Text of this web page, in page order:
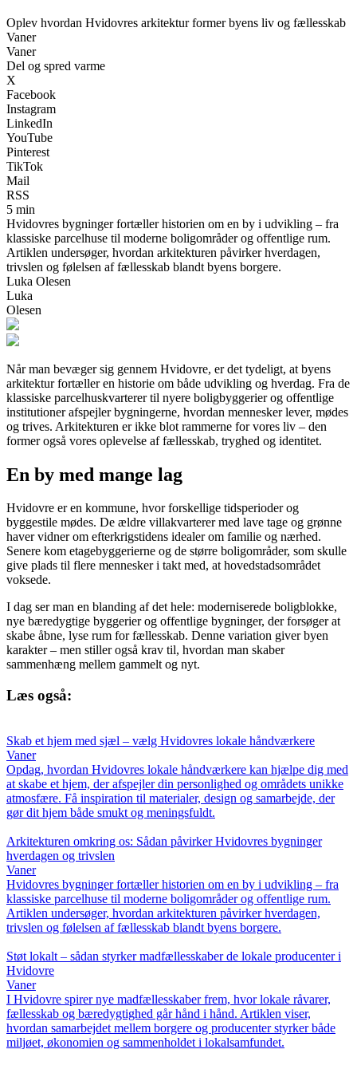
Oplev hvordan Hvidovres arkitektur former byens liv og fællesskab
Vaner
Vaner
Del og spred varme
X
Facebook
Instagram
LinkedIn
YouTube
Pinterest
TikTok
Mail
RSS
5 min
Hvidovres bygninger fortæller historien om en by i udvikling – fra
klassiske parcelhuse til moderne boligområder og offentlige rum.
Artiklen undersøger, hvordan arkitekturen påvirker hverdagen,
trivslen og følelsen af fællesskab blandt byens borgere.
Luka Olesen
Luka
Olesen
Når man bevæger sig gennem Hvidovre, er det tydeligt, at byens
arkitektur fortæller en historie om både udvikling og hverdag. Fra de
klassiske parcelhuskvarterer til nyere boligbyggerier og offentlige
institutioner afspejler bygningerne, hvordan mennesker lever, mødes
og trives. Arkitekturen er ikke blot rammerne for vores liv – den
former også vores oplevelse af fællesskab, tryghed og identitet.
En by med mange lag
Hvidovre er en kommune, hvor forskellige tidsperioder og
byggestile mødes. De ældre villakvarterer med lave tage og grønne
haver vidner om efterkrigstidens idealer om familie og nærhed.
Senere kom etagebyggerierne og de større boligområder, som skulle
give plads til flere mennesker i takt med, at hovedstadsområdet
voksede.
I dag ser man en blanding af det hele: moderniserede boligblokke,
nye bæredygtige byggerier og offentlige bygninger, der forsøger at
skabe åbne, lyse rum for fællesskab. Denne variation giver byen
karakter – men stiller også krav til, hvordan man skaber
sammenhæng mellem gammelt og nyt.
Læs også:
Skab et hjem med sjæl – vælg Hvidovres lokale håndværkere
Vaner
Opdag, hvordan Hvidovres lokale håndværkere kan hjælpe dig med
at skabe et hjem, der afspejler din personlighed og områdets unikke
atmosfære. Få inspiration til materialer, design og samarbejde, der
gør dit hjem både smukt og meningsfuldt.
Arkitekturen omkring os: Sådan påvirker Hvidovres bygninger
hverdagen og trivslen
Vaner
Hvidovres bygninger fortæller historien om en by i udvikling – fra
klassiske parcelhuse til moderne boligområder og offentlige rum.
Artiklen undersøger, hvordan arkitekturen påvirker hverdagen,
trivslen og følelsen af fællesskab blandt byens borgere.
Støt lokalt – sådan styrker madfællesskaber de lokale producenter i
Hvidovre
Vaner
I Hvidovre spirer nye madfællesskaber frem, hvor lokale råvarer,
fællesskab og bæredygtighed går hånd i hånd. Artiklen viser,
hvordan samarbejdet mellem borgere og producenter styrker både
miljøet, økonomien og sammenholdet i lokalsamfundet.